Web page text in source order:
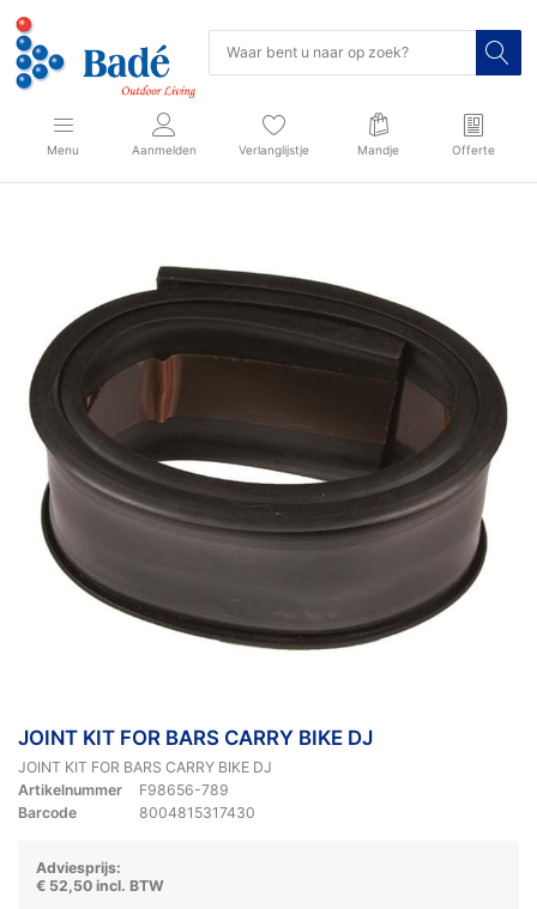
Menu Aanmelden Verlanglijstje Mandje Offerte
JOINT KIT FOR BARS CARRY BIKE DJ
JOINT KIT FOR BARS CARRY BIKE DJ
Artikelnummer
F98656-789
Barcode
8004815317430
Adviesprijs:
€ 52,50 incl. BTW